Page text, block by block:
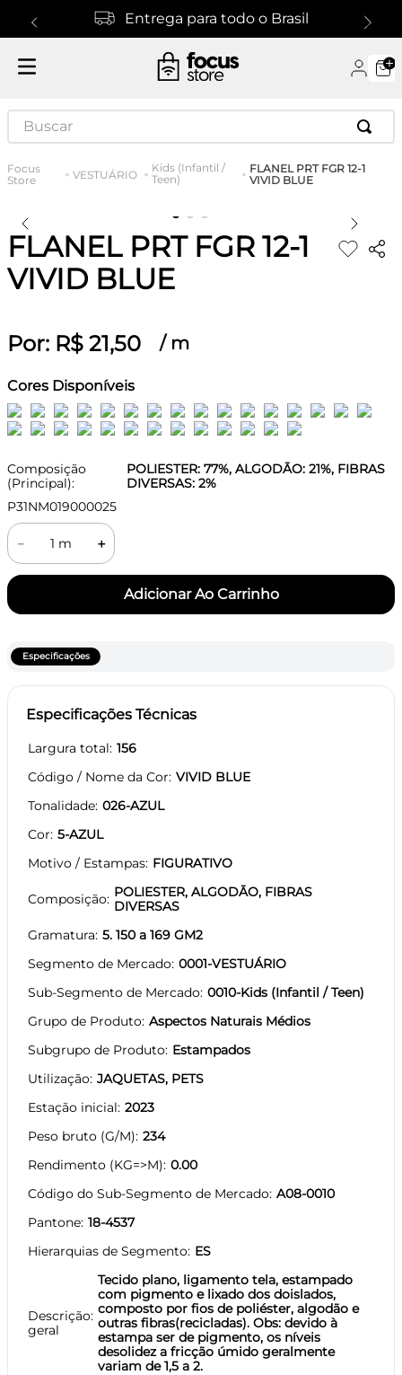
Entrega para todo o Brasil
Buscar
VESTUÁRIO
Kids (Infantil /
Teen)
FLANEL PRT FGR 12-1
VIVID BLUE
FLANEL PRT FGR 12-1
VIVID BLUE
Por: R$ 21,50 / m
Cores Disponíveis
Composição
(Principal):
POLIESTER: 77%, ALGODÃO: 21%, FIBRAS
DIVERSAS: 2%
P31NM019000025
＋
－
Especificações
Especificações Técnicas
Largura total 156
Código / Nome da Cor VIVID BLUE
Tonalidade 026-AZUL
Cor 5-AZUL
Motivo / Estampas FIGURATIVO
Composição POLIESTER, ALGODÃO, FIBRAS
DIVERSAS
Gramatura 5. 150 a 169 GM2
Segmento de Mercado 0001-VESTUÁRIO
Sub-Segmento de Mercado 0010-Kids (Infantil / Teen)
Grupo de Produto Aspectos Naturais Médios
Subgrupo de Produto Estampados
Utilização JAQUETAS, PETS
Estação inicial 2023
Peso bruto (G/M) 234
Rendimento (KG=>M) 0.00
Código do Sub-Segmento de Mercado A08-0010
Pantone 18-4537
Hierarquias de Segmento ES
Descrição
geral
Tecido plano, ligamento tela, estampado
com pigmento e lixado dos doislados,
composto por fios de poliéster, algodão e
outras fibras(recicladas). Obs: devido à
estampa ser de pigmento, os níveis
desolidez a fricção úmido geralmente
variam de 1,5 a 2.